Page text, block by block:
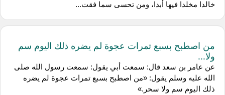
خالدا مخلدا فيها أبدا، ومن تحسى سما فقت...
من اصطبح بسبع تمرات عجوة لم يضره ذلك اليوم سم
ولا...
عن ‌عامر بن سعد قال: سمعت ‌أبي يقول: سمعت رسول الله صلى
الله عليه وسلم يقول: «من اصطبح بسبع تمرات عجوة لم يضره
ذلك اليوم سم ولا سحر.»